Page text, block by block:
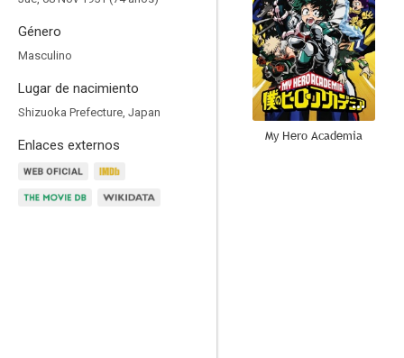
Género
Masculino
Lugar de nacimiento
Shizuoka Prefecture, Japan
Enlaces externos
My Hero Academia